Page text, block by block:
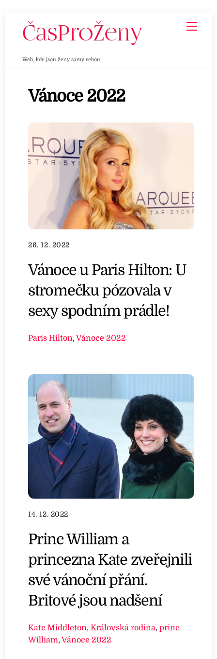
Web, kde jsou ženy samy sebou
Vánoce 2022
26. 12. 2022
Vánoce u Paris Hilton: U
stromečku pózovala v
sexy spodním prádle!
Paris Hilton,Vánoce 2022
14. 12. 2022
Princ William a
princezna Kate zveřejnili
své vánoční přání.
Britové jsou nadšení
Kate Middleton,Královská rodina,princ
William,Vánoce 2022